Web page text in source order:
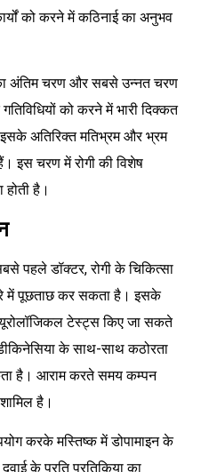
को करने में कठिनाई का अनुभव
अंतिम चरण और सबसे उन्नत चरण
को करने में भारी दिक्कत
अतिरिक्त मतिभ्रम और भ्रम
इस चरण में रोगी की विशेष
है।
पहले डॉक्टर, रोगी के चिकित्सा
में पूछताछ कर सकता है। इसके
टेस्ट्स किए जा सकते
के साथ-साथ कठोरता
है। आराम करते समय कम्पन
है।
करके मस्तिष्क में डोपामाइन के
के प्रति प्रतिकिया का